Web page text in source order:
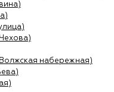
набережная)